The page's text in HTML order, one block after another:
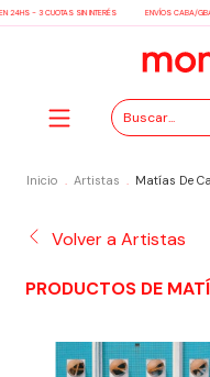
24HS - 3 CUOTAS SIN INTERÉS ENVÍOS CABA/
Inicio . Artistas . Matías De
Volver a Artistas
PRODUCTOS DE